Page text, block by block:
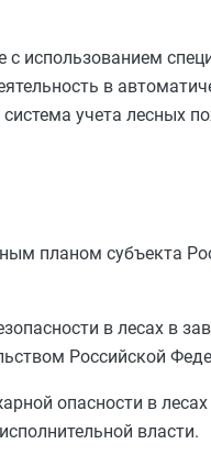
использованием
в
учета лесных
планом субъекта
в лесах в
Российской
опасности в
власти.